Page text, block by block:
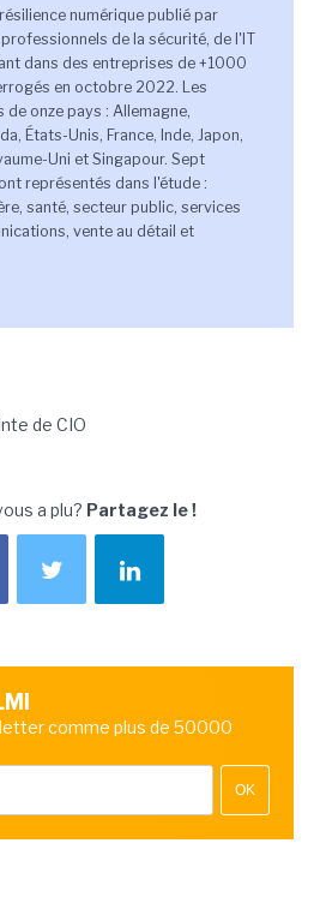
numérique publié par
de la sécurité, de l'IT
dans des entreprises de +1000
en octobre 2022. Les
onze pays : Allemagne,
États-Unis, France, Inde, Japon,
Uni et Singapour. Sept
représentés dans l'étude :
santé, secteur public, services
vente au détail et
de CIO
a plu? Partagez le !
comme plus de 50000
OK